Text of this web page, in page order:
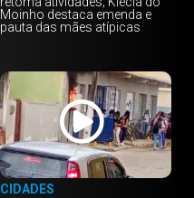
Moinho destaca emenda e
pauta das mães atípicas
CIDADES